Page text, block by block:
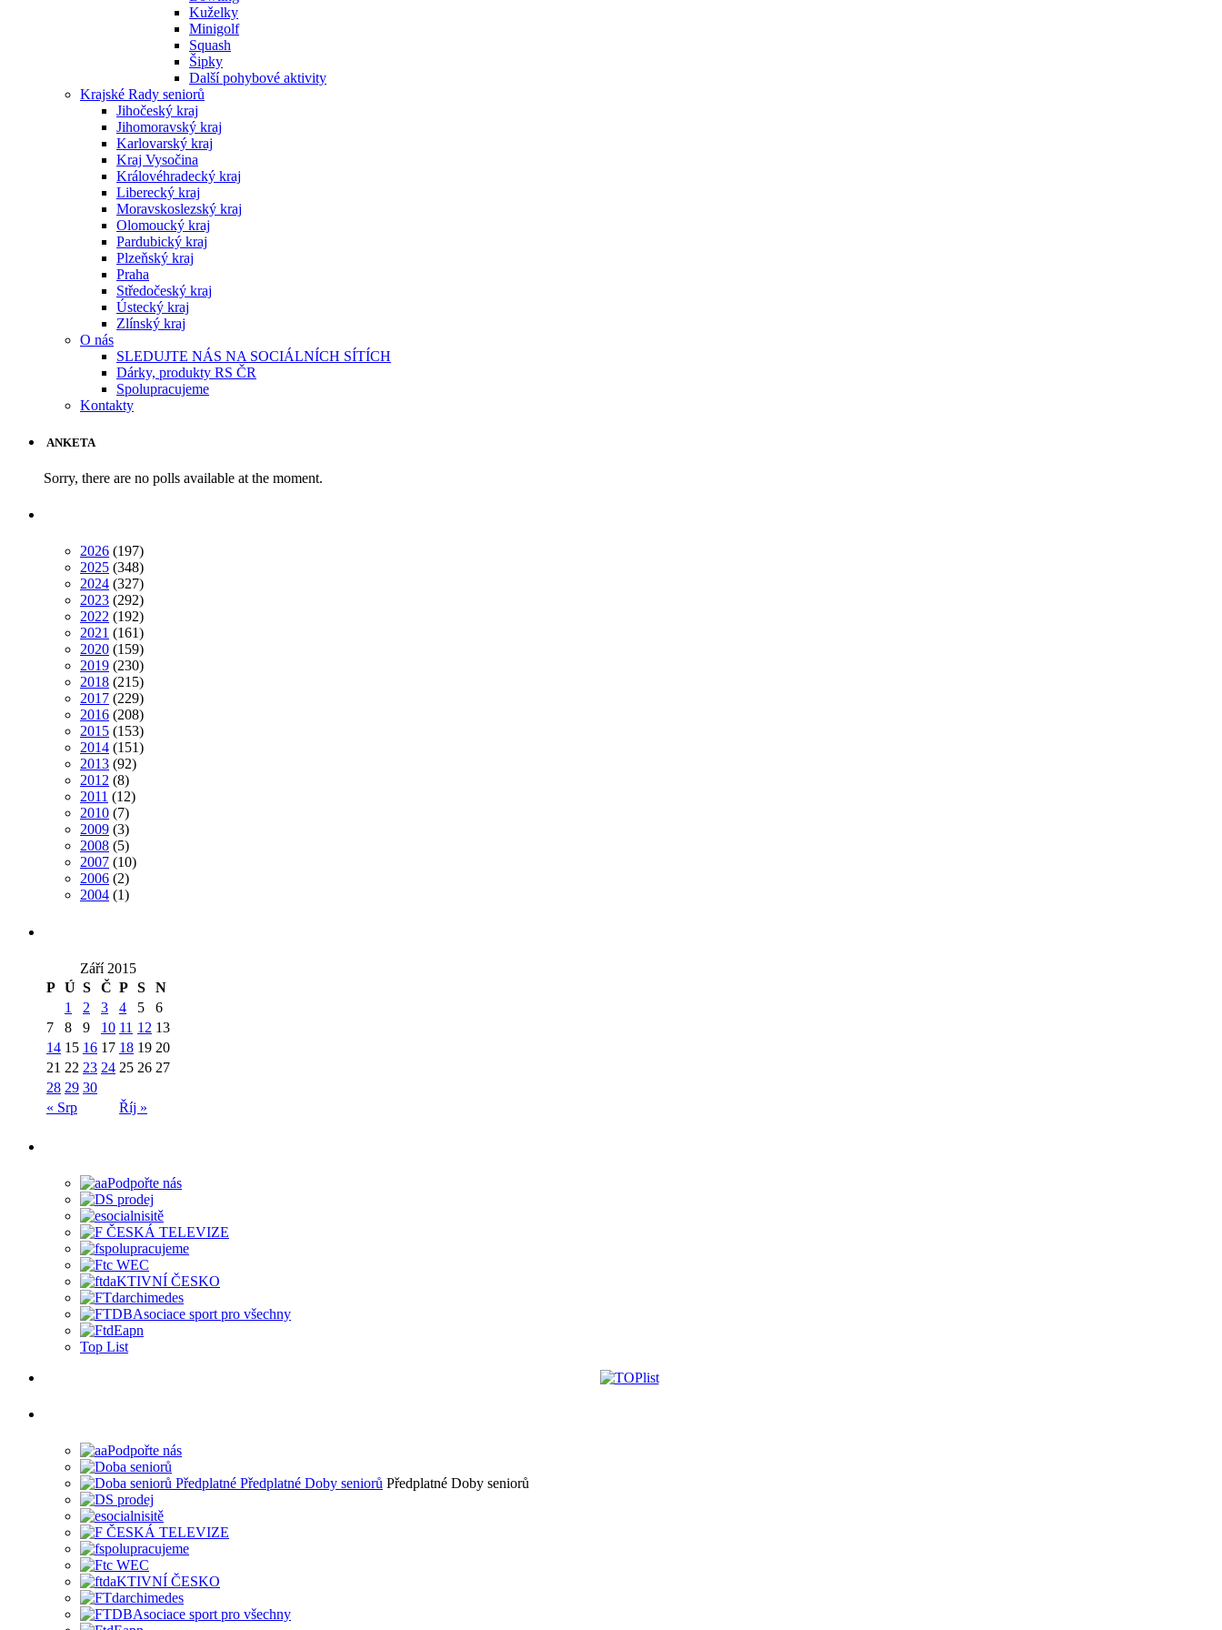
Kuželky
Minigolf
Squash
Šipky
Další pohybové aktivity
Krajské Rady seniorů
Jihočeský kraj
Jihomoravský kraj
Karlovarský kraj
Kraj Vysočina
Královéhradecký kraj
Liberecký kraj
Moravskoslezský kraj
Olomoucký kraj
Pardubický kraj
Plzeňský kraj
Praha
Středočeský kraj
Ústecký kraj
Zlínský kraj
O nás
SLEDUJTE NÁS NA SOCIÁLNÍCH SÍTÍCH
Dárky, produkty RS ČR
Spolupracujeme
Kontakty
ANKETA
Sorry, there are no polls available at the moment.
2026 (197)
2025 (348)
2024 (327)
2023 (292)
2022 (192)
2021 (161)
2020 (159)
2019 (230)
2018 (215)
2017 (229)
2016 (208)
2015 (153)
2014 (151)
2013 (92)
2012 (8)
2011 (12)
2010 (7)
2009 (3)
2008 (5)
2007 (10)
2006 (2)
2004 (1)
Září 2015
P Ú S Č P S N
« Srp Říj »
1 2 3 4 5
6
7
8 9 10 11 12 13
14 15 16 17 18 19 20
21 22 23 24 25 26 27
28 29 30
Top List
Předplatné Doby seniorů